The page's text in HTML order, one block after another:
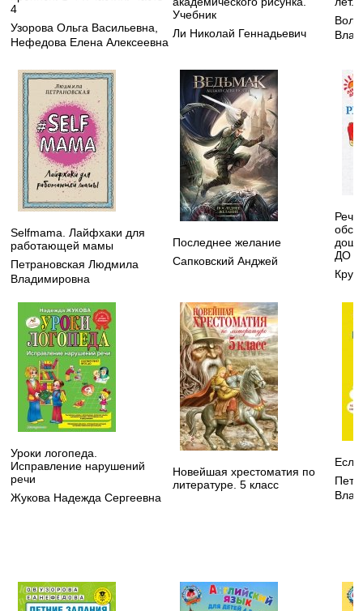
4
Узорова Ольга Васильевна
Нефедова Елена Алексеевна
Учебник
Ли Николай Геннадьевич
Selfmama. Лайфхаки для
работающей мамы
Петрановская Людмила
Владимировна
Последнее желание
Сапковский Анджей
ДО
Уроки логопеда.
Исправление нарушений
речи
Жукова Надежда Сергеевна
Новейшая хрестоматия по
литературе. 5 класс
Если